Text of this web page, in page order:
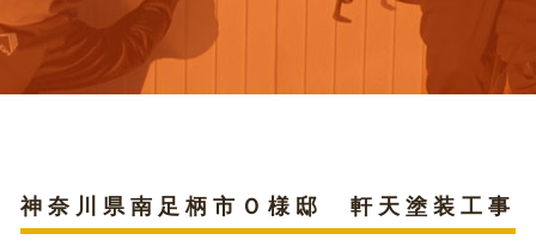
神奈川県南足柄市Ｏ様邸 軒天塗装工事